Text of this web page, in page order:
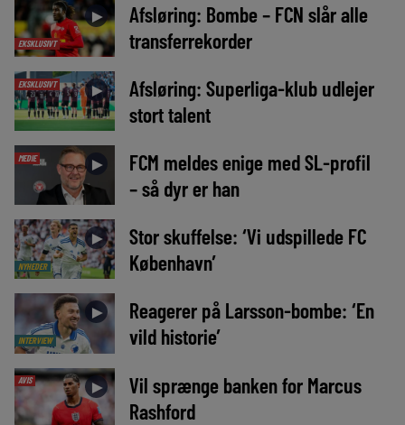
EKSKLUSIVT
►
Afsløring: Bombe – FCN slår alle
transferrekorder
EKSKLUSIVT ►
Afsløring: Superliga-klub udlejer
stort talent
MEDIE ►
FCM meldes enige med SL-profil
– så dyr er han
NYHEDER
►
Stor skuffelse: ‘Vi udspillede FC
København’
INTERVIEW
►
Reagerer på Larsson-bombe: ‘En
vild historie’
AVIS ►
Vil sprænge banken for Marcus
Rashford